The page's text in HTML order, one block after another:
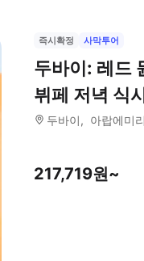
즉시확정 사막투어
두바이: 레드
뷔페 저녁 식
두바이 아랍에미
217,719원~